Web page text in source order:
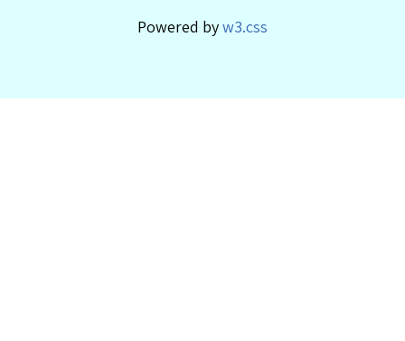
Powered byw3.css